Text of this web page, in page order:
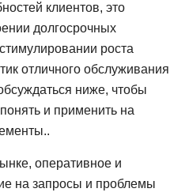
клиентов, это
долгосрочных
роста
отличного обслуживания
ниже, чтобы
и применить на
оперативное и
на запросы и проблемы